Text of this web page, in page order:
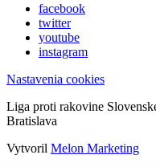
facebook
twitter
youtube
instagram
Nastavenia cookies
Liga proti rakovine
Bratislava
Vytvoril Melon Marketing